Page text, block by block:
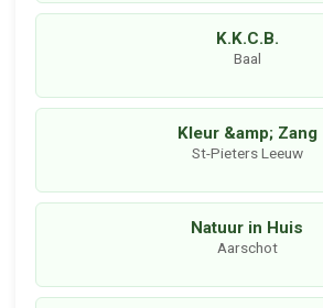
K.K.C.B.
Baal
Kleur &amp; Zang
St-Pieters Leeuw
Natuur in Huis
Aarschot